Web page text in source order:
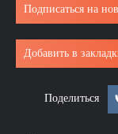
Подписаться на
Добавить в
Поделиться